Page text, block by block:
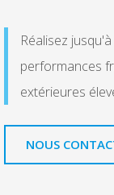
Réalisez
performances
extérieures
NOUS